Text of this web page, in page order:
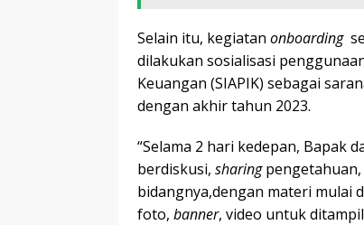
Selain itu, kegiatan onboarding
dilakukan sosialisasi
Keuangan (SIAPIK) sebagai
dengan akhir tahun 2023.
“Selama 2 hari kedepan, Bapak
berdiskusi, sharing
bidangnya,dengan materi
foto, banner, video untuk